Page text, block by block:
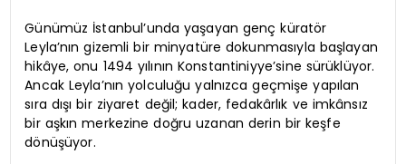
Günümüz İstanbul’unda yaşayan genç küratör
Leyla’nın gizemli bir minyatüre dokunmasıyla başlayan
hikâye, onu 1494 yılının Konstantiniyye’sine sürüklüyor.
Ancak Leyla’nın yolculuğu yalnızca geçmişe yapılan
sıra dışı bir ziyaret değil; kader, fedakârlık ve imkânsız
bir aşkın merkezine doğru uzanan derin bir keşfe
dönüşüyor.